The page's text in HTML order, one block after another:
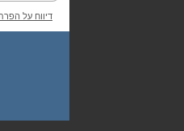
דיווח על הפרת